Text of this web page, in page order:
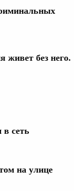
живет без него.
сеть
на улице